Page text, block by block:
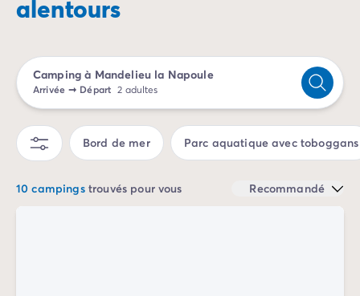
Camping Hauts-de-France
Camping Ile-de-France
Camping Paris
Camping Languedoc-Roussillon
Camping Carcassonne
Camping Narbonne
Camping Grau-du-Roi
alentours
Camping à Mandelieu la Napoule
Arrivée ➞ Départ 2 adultes
Bord de mer Parc aquatique avec toboggans
10 campingstrouvés pour vous Recommandé